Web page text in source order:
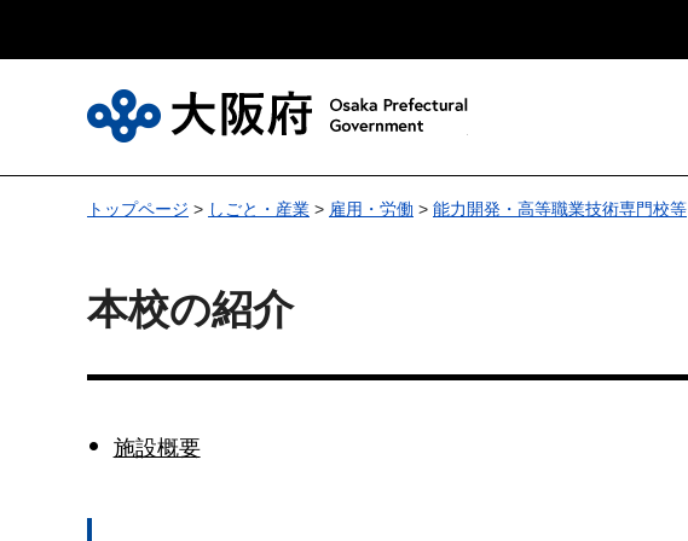
トップページ > しごと・産業 > 雇用・労働 > 能力開発・高等職業技術専門校等
本校の紹介
施設概要